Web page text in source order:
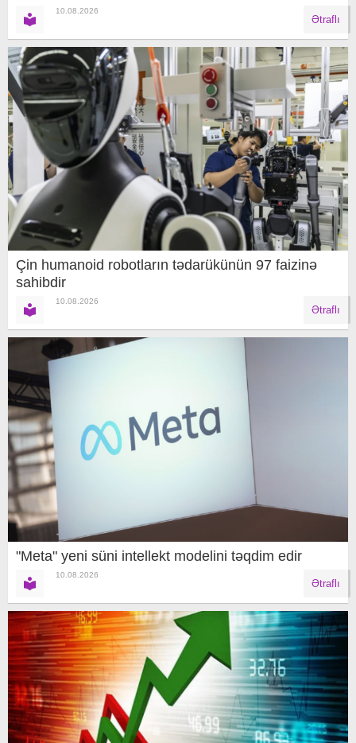
10.08.2026
Ətraflı
Çin humanoid robotların tədarükünün 97 faizinə
sahibdir
10.08.2026
Ətraflı
"Meta" yeni süni intellekt modelini təqdim edir
10.08.2026
Ətraflı